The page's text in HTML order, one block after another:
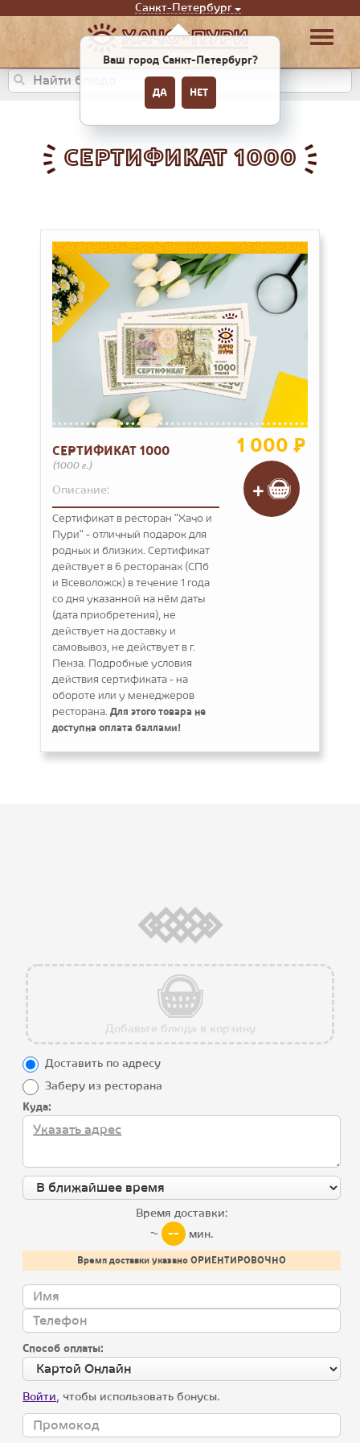
Санкт-Петербург
Ваш город Санкт-Петербург?
ДА НЕТ
Все блюда
Летнее меню
Хачапури
Хинкали и соусы
Салаты
Супы
Горячие закуски
Горячие блюда
Гриль
СЕРТИФИКАТ 1000
СЕРТИФИКАТ 1000
(1000 г.)
Описание:
Сертификат в ресторан "Хачо и
Пури" - отличный подарок для
родных и близких. Сертификат
действует в 6 ресторанах (СПб
и Всеволожск) в течение 1 года
со дня указанной на нём даты
(дата приобретения), не
действует на доставку и
самовывоз, не действует в г.
Пенза. Подробные условия
действия сертификата - на
обороте или у менеджеров
ресторана. Для этого товара не
доступна оплата баллами!
1 000 ₽
Добавьте блюда в корзину
Доставить по адресу
Заберу из ресторана
Куда:
Время доставки:
~
-- мин.
Время доставки указано ОРИЕНТИРОВОЧНО
Способ оплаты:
Войти, чтобы использовать бонусы.
Калорийность
блюд
Контакты
вс
Мы в соцсетях